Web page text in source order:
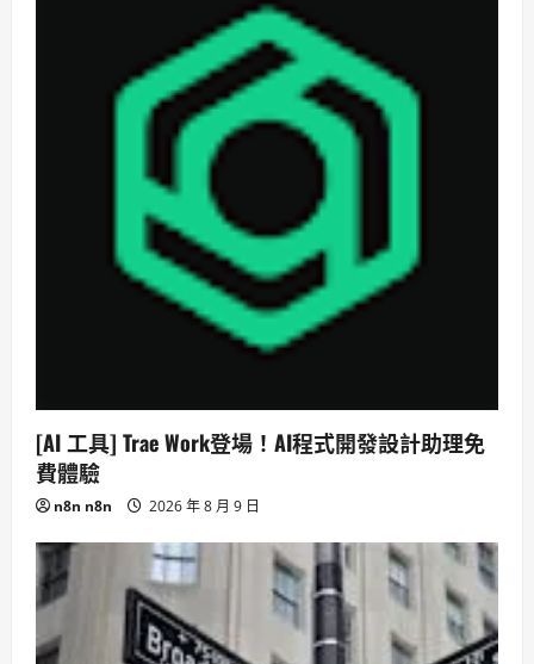
[AI 工具] Trae Work登場！AI程式開發設計助理免
費體驗
n8n n8n 2026 年 8 月 9 日